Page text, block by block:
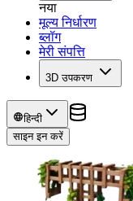
नया
मूल्य निर्धारण
ब्लॉग
मेरी संपत्ति
3D उपकरण
हिन्दी
साइन इन करें